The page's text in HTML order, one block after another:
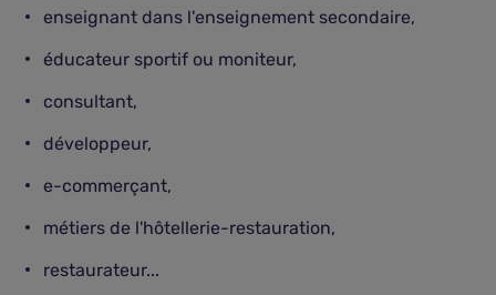
enseignant dans l'enseignement secondaire,
éducateur sportif ou moniteur,
consultant,
développeur,
e-commerçant,
métiers de l'hôtellerie-restauration,
restaurateur...